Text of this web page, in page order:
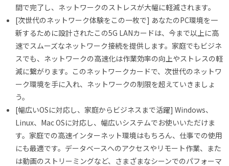
間で完了し、ネットワークのストレスが大幅に軽減されます。
[次世代のネットワーク体験をこの一枚で] あなたのPC環境を一
新するために設計されたこの5G LANカードは、今まで以上に高
速でスムーズなネットワーク接続を提供します。家庭でもビジネ
スでも、ネットワークの高速化は作業効率の向上やストレスの軽
減に繋がります。このネットワークカードで、次世代のネットワ
ーク環境を手に入れ、ネットワークの制限を超えていきましょ
う。
[幅広いOSに対応し、家庭からビジネスまで活躍] Windows、
Linux、Mac OSに対応し、幅広いシステムでお使いいただけま
す。家庭での高速インターネット環境はもちろん、仕事での使用
にも最適です。データベースへのアクセスやリモート作業、また
は動画のストリーミングなど、さまざまなシーンでのパフォーマ